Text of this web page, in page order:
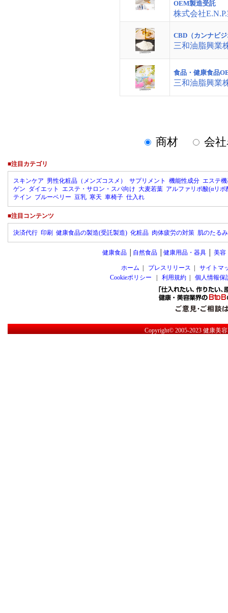
OEM製造受託
株式会社
CBD（カンナビ
三和油脂興業
食品・健康食品
三和油脂興業
商材 会
■注目カテゴリ
スキンケア 男性化粧品（メンズコスメ） サプリメント 機能性成分 エステ
ゲン ダイエット エステ・サロン・スパ向け 大麦若葉 アルファリポ酸(αリポ
テイン ブルーベリー 豆乳 寒天 車椅子 仕入れ
■注目コンテンツ
決済代行 印刷 健康食品の製造(受託製造) 化粧品 肉体疲労の対策 肌のたる
健康食品│ 自然食品│ 健康用品・器具│ 美容
ホーム プレスリリース
サイトマ
Cookieポリシー
利用規約| 個人情報保
Copyright© 2005-2023健康美